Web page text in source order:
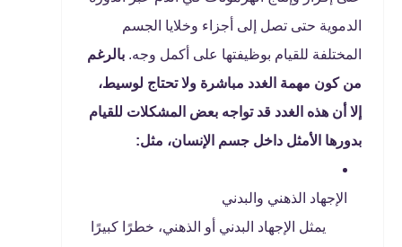
الدموية حتى تصل إلى أجزاء وخلايا الجسم
المختلفة للقيام بوظيفتها على أكمل وجه. بالرغم
من كون مهمة الغدد مباشرة ولا تحتاج لوسيط،
إلا أن هذه الغدد قد تواجه بعض المشكلات للقيام
بدورها الأمثل داخل جسم الإنسان، مثل:
الإجهاد الذهني والبدني
يمثل الإجهاد البدني أو الذهني، خطرًا كبيرًا